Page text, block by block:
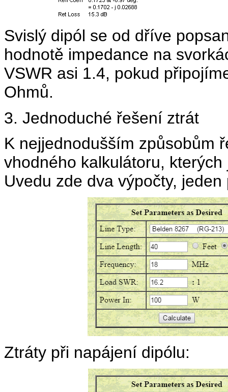
Svislý dipól se od dříve
hodnotě impedance na
VSWR asi 1.4, pokud
Ohmů.
3. Jednoduché řešení ztrát
K nejjednodušším způsobům
vhodného kalkulátoru,
Uvedu zde dva výpočty,
Ztráty při napájení dipólu: